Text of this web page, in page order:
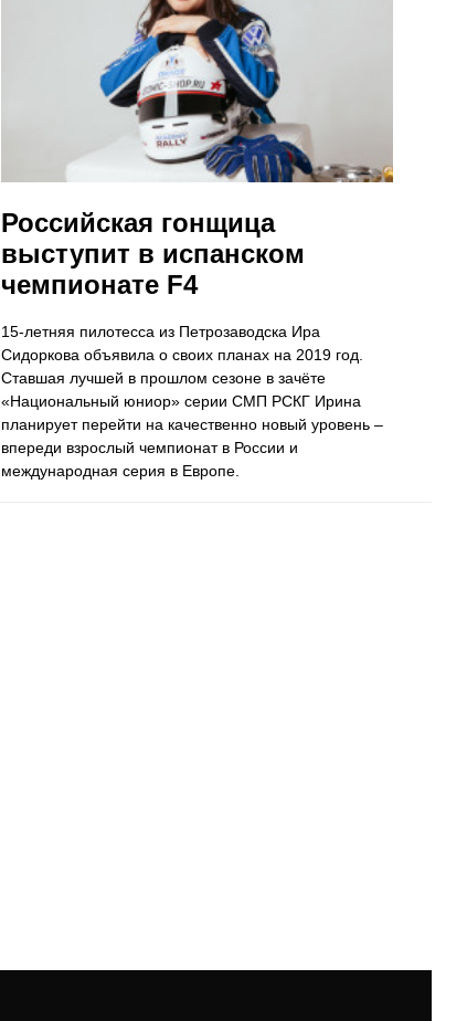
Российская гонщица
выступит в испанском
чемпионате F4
15-летняя пилотесса из Петрозаводска Ира
Сидоркова объявила о своих планах на 2019 год.
Ставшая лучшей в прошлом сезоне в зачёте
«Национальный юниор» серии СМП РСКГ Ирина
планирует перейти на качественно новый уровень –
впереди взрослый чемпионат в России и
международная серия в Европе.